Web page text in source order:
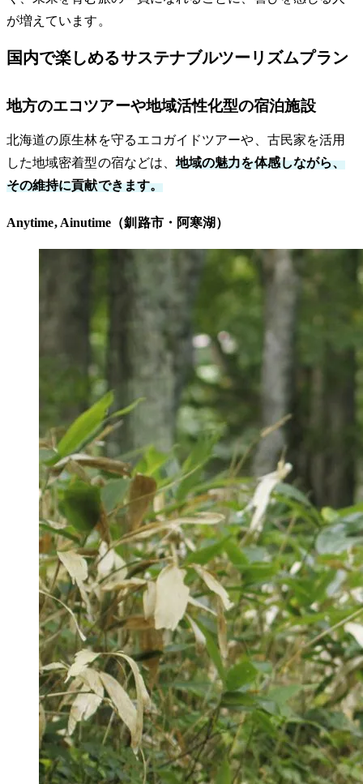
が増えています。
国内で楽しめるサステナブルツーリズムプラン
地方のエコツアーや地域活性化型の宿泊施設
北海道の原生林を守るエコガイドツアーや、古民家を活用
した地域密着型の宿などは、地域の魅力を体感しながら、
その維持に貢献できます。
Anytime, Ainutime（釧路市・阿寒湖）